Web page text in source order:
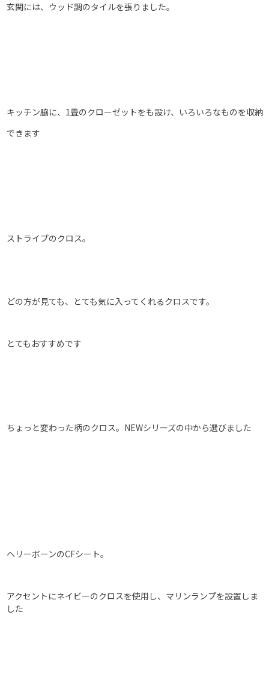
玄関には、ウッド調のタイルを張りました。
キッチン脇に、1畳のクローゼットをも設け、いろいろなものを収納
できます
ストライプのクロス。
どの方が見ても、とても気に入ってくれるクロスです。
とてもおすすめです
ちょっと変わった柄のクロス。NEWシリーズの中から選びました
ヘリーボーンのCFシート。
アクセントにネイビーのクロスを使用し、マリンランプを設置しま
した